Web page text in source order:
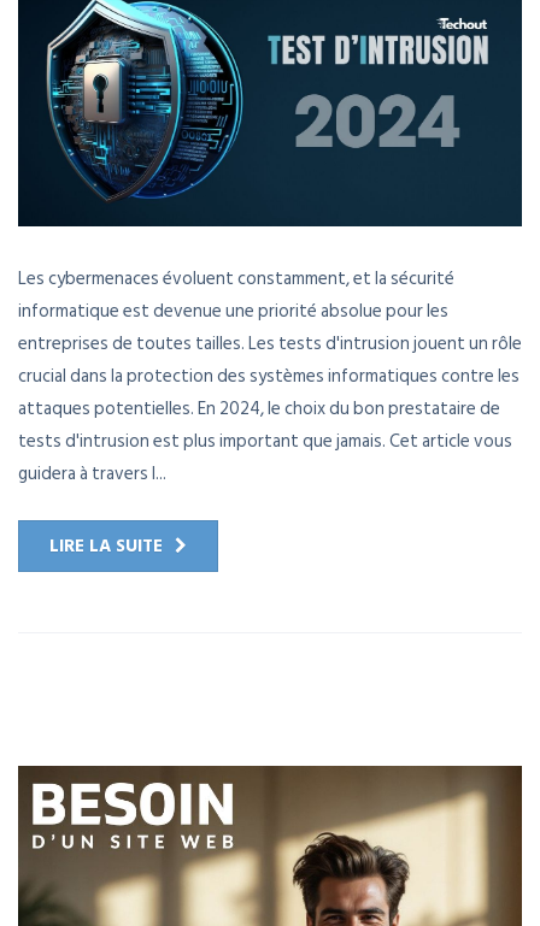
Les cybermenaces évoluent constamment, et la sécurité
informatique est devenue une priorité absolue pour les
entreprises de toutes tailles. Les tests d'intrusion jouent un rôle
crucial dans la protection des systèmes informatiques contre les
attaques potentielles. En 2024, le choix du bon prestataire de
tests d'intrusion est plus important que jamais. Cet article vous
guidera à travers l...
LIRE LA SUITE